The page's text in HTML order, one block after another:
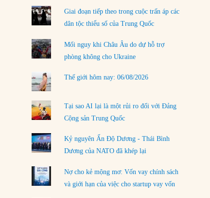
Làm thế nào để kết thúc Chiến tranh Iran?
01/08/2026
Chiến lược kế tiếp của Bắc Kinh ở Biển Đông
31/07/2026
Trật tự thế giới mới: Các nước nhỏ sẽ luôn
phải chịu đựng?
30/07/2026
LOAD MORE
Giai đoạn tiếp theo trong cuộc trấn áp các
dân tộc thiểu số của Trung Quốc
Mối nguy khi Châu Âu do dự hỗ trợ
phòng không cho Ukraine
Thế giới hôm nay: 06/08/2026
Tại sao AI lại là một rủi ro đối với Đảng
Cộng sản Trung Quốc
Kỷ nguyên Ấn Độ Dương - Thái Bình
Dương của NATO đã khép lại
Nợ cho kẻ mộng mơ: Vốn vay chính sách
và giới hạn của việc cho startup vay vốn